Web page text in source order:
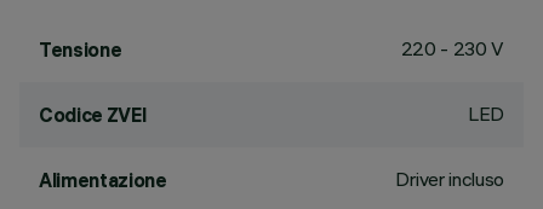
Tensione 220 - 230 V
Codice ZVEI LED
Alimentazione Driver incluso